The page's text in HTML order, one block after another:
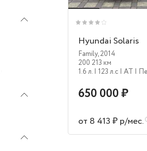
Hyundai Solaris
Family,2014
200 213 км
1.6 л. | 123 л.c | AT |
650 000 ₽
от 8 413 ₽ р/мес.